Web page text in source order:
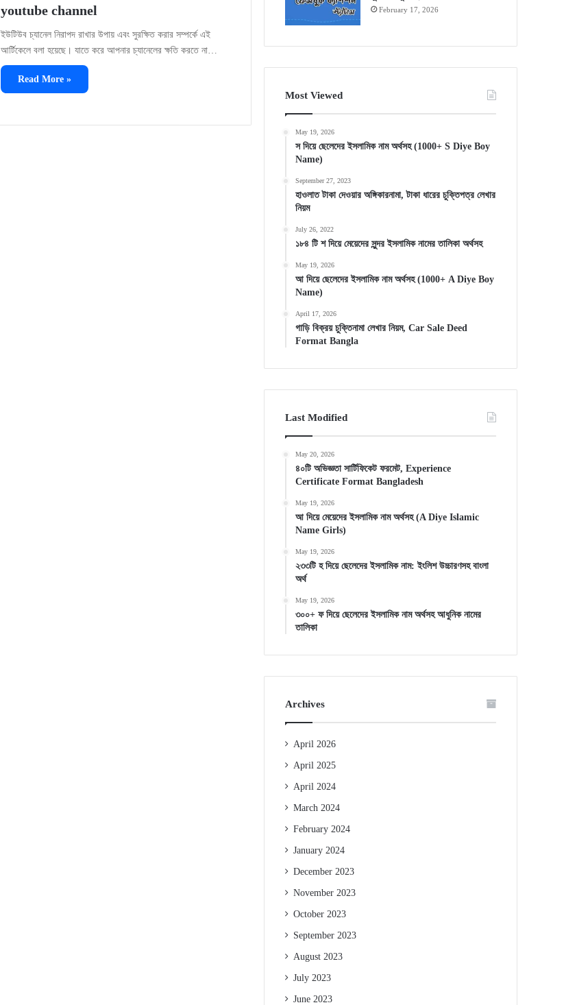
youtube channel
ইউটিউব চ্যানেল নিরাপদ রাখার উপায় এবং সুরক্ষিত করার সম্পর্কে এই
আর্টিকেলে বলা হয়েছে। যাতে করে আপনার চ্যানেলের ক্ষতি করতে না…
Read More »
February 17, 2026
Most Viewed
May 19, 2026
স দিয়ে ছেলেদের ইসলামিক নাম অর্থসহ (1000+ S Diye Boy
Name)
September 27, 2023
হাওলাত টাকা দেওয়ার অঙ্গিকারনামা, টাকা ধারের চুক্তিপত্র লেখার
নিয়ম
July 26, 2022
১৮৪ টি শ দিয়ে মেয়েদের সুন্দর ইসলামিক নামের তালিকা অর্থসহ
May 19, 2026
আ দিয়ে ছেলেদের ইসলামিক নাম অর্থসহ (1000+ A Diye Boy
Name)
April 17, 2026
গাড়ি বিক্রয় চুক্তিনামা লেখার নিয়ম, Car Sale Deed
Format Bangla
Last Modified
May 20, 2026
৪০টি অভিজ্ঞতা সার্টিফিকেট ফরমেট, Experience
Certificate Format Bangladesh
May 19, 2026
আ দিয়ে মেয়েদের ইসলামিক নাম অর্থসহ (A Diye Islamic
Name Girls)
May 19, 2026
২৩৩টি হ দিয়ে ছেলেদের ইসলামিক নাম: ইংলিশ উচ্চারণসহ বাংলা
অর্থ
May 19, 2026
৩০০+ ফ দিয়ে ছেলেদের ইসলামিক নাম অর্থসহ আধুনিক নামের
তালিকা
Archives
April 2026
April 2025
April 2024
March 2024
February 2024
January 2024
December 2023
November 2023
October 2023
September 2023
August 2023
July 2023
June 2023